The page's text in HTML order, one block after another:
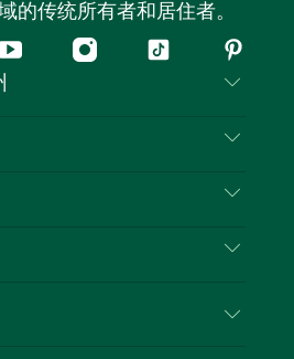
的传统所有者和居住者。
YouTubeInstagram
抖